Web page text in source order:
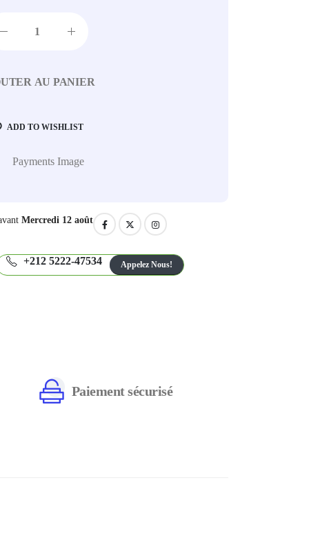
AU PANIER
ADD TO WISHLIST
Mercredi 12 août
+212 5222-47534 Appelez Nous!
Paiement sécurisé